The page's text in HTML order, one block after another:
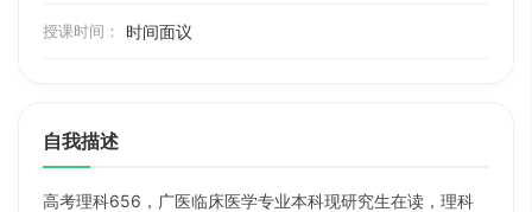
授课时间： 时间面议
自我描述
高考理科656，广医临床医学专业本科现研究生在读，理科